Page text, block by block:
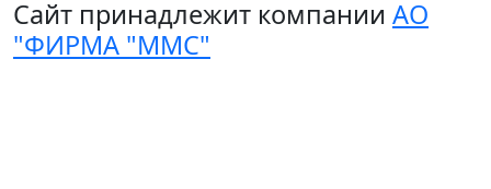
Сайт принадлежит компании АО
"ФИРМА "ММС"